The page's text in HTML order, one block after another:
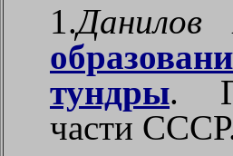
1.Данилов
тундры.
части